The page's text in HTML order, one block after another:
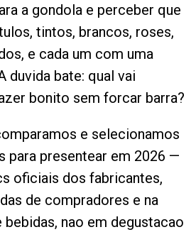
a gondola e perceber que
tintos, brancos, roses,
e cada um com uma
duvida bate: qual vai
bonito sem forcar barra?
e selecionamos
para presentear em 2026 —
oficiais dos fabricantes,
de compradores e na
nao em degustacao